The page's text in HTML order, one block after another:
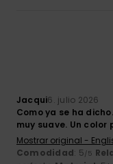
Jacqui6. julio 2026
Como ya se ha
muy suave. Un color
Mostrar original -
Comodidad: 5/5